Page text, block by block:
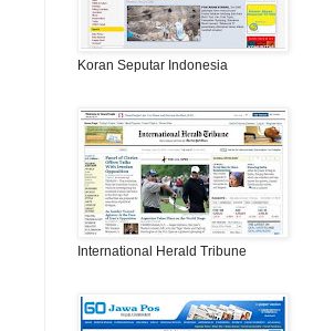
Koran Seputar Indonesia
International Herald Tribune